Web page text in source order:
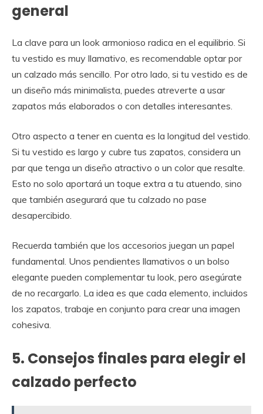
general
La clave para un look armonioso radica en el equilibrio. Si
tu vestido es muy llamativo, es recomendable optar por
un calzado más sencillo. Por otro lado, si tu vestido es de
un diseño más minimalista, puedes atreverte a usar
zapatos más elaborados o con detalles interesantes.
Otro aspecto a tener en cuenta es la longitud del vestido.
Si tu vestido es largo y cubre tus zapatos, considera un
par que tenga un diseño atractivo o un color que resalte.
Esto no solo aportará un toque extra a tu atuendo, sino
que también asegurará que tu calzado no pase
desapercibido.
Recuerda también que los accesorios juegan un papel
fundamental. Unos pendientes llamativos o un bolso
elegante pueden complementar tu look, pero asegúrate
de no recargarlo. La idea es que cada elemento, incluidos
los zapatos, trabaje en conjunto para crear una imagen
cohesiva.
5. Consejos finales para elegir el
calzado perfecto